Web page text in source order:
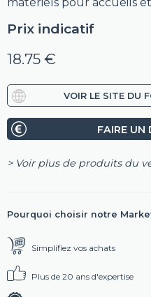
Prix indicatif
18.75 €
VOIR LE SITE DU
FAIRE UN
> Voir plus de produits du
Pourquoi choisir notre
Simplifiez vos achats
Plus de 20 ans d'expertise